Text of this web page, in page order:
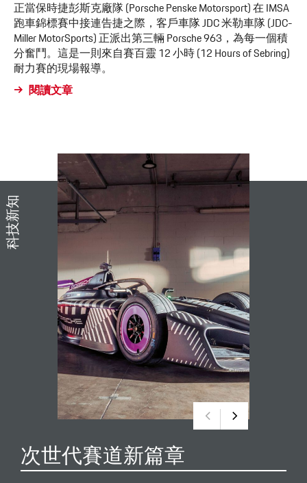
正當保時捷彭斯克廠隊 (Porsche Penske Motorsport) 在 IMSA
跑車錦標賽中接連告捷之際，客戶車隊 JDC 米勒車隊 (JDC-
Miller MotorSports) 正派出第三輛 Porsche 963，為每一個積
分奮鬥。這是一則來自賽百靈 12 小時 (12 Hours of Sebring)
耐力賽的現場報導。
閱讀文章
科技新知
次世代賽道新篇章